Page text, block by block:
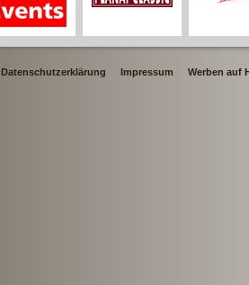
Datenschutzerklärung Impressum Werben auf